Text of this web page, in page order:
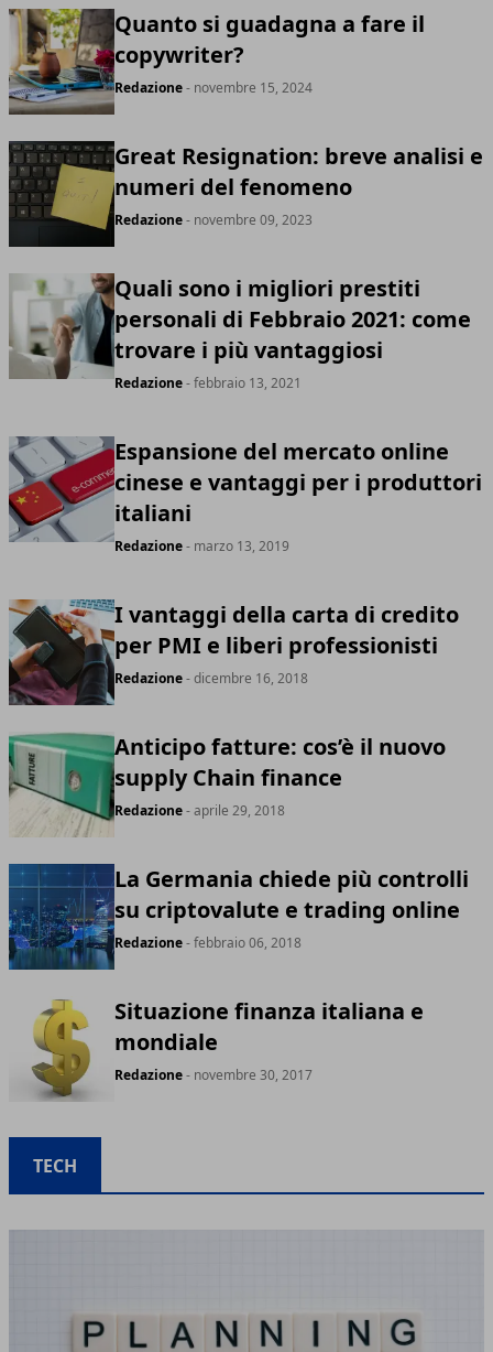
Quanto si guadagna a fare il
copywriter?
Redazione- novembre 15, 2024
Great Resignation: breve analisi e
numeri del fenomeno
Redazione- novembre 09, 2023
Quali sono i migliori prestiti
personali di Febbraio 2021: come
trovare i più vantaggiosi
Redazione- febbraio 13, 2021
Espansione del mercato online
cinese e vantaggi per i produttori
italiani
Redazione- marzo 13, 2019
I vantaggi della carta di credito
per PMI e liberi professionisti
Redazione- dicembre 16, 2018
Anticipo fatture: cos’è il nuovo
supply Chain finance
Redazione- aprile 29, 2018
La Germania chiede più controlli
su criptovalute e trading online
Redazione- febbraio 06, 2018
Situazione finanza italiana e
mondiale
Redazione- novembre 30, 2017
TECH